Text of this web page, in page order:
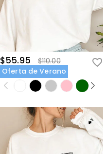
$55.95
$110.00
Oferta de Verano